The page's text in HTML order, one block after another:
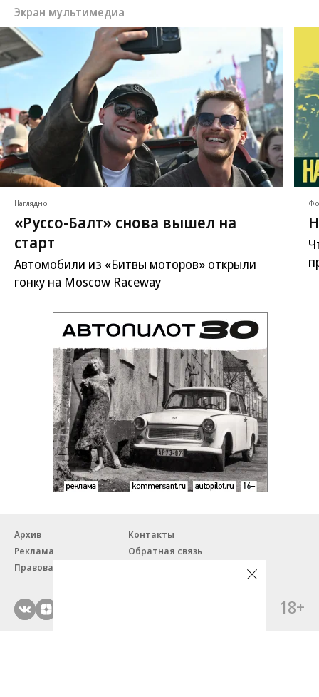
Экран мультимедиа
Наглядно
«Руссо-Балт» снова вышел на
старт
Автомобили из «Битвы моторов» открыли
гонку на Moscow Raceway
Архив
Контакты
Реклама
Обратная связь
Правовая информация
18+